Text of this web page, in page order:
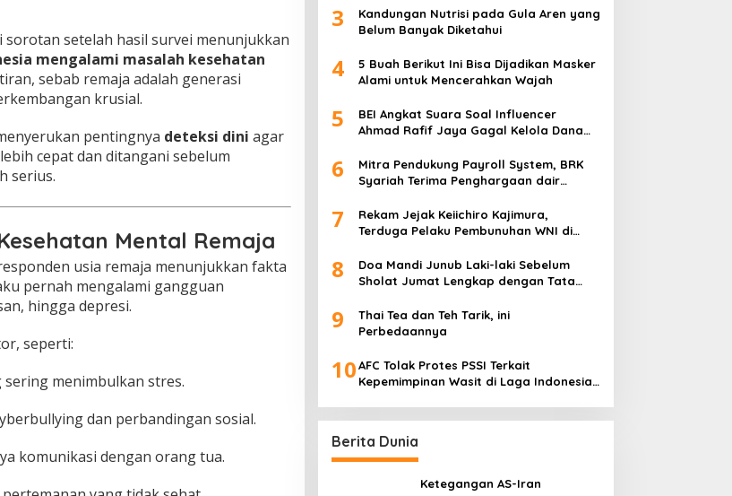
setelah hasil survei menunjukkan
mengalami masalah kesehatan
sebab remaja adalah generasi
krusial.
pentingnya deteksi dini agar
cepat dan ditangani sebelum
serius.
Mental Remaja
usia remaja menunjukkan fakta
pernah mengalami gangguan
hingga depresi.
seperti:
menimbulkan stres.
dan perbandingan sosial.
komunikasi dengan orang tua.
3
Kandungan Nutrisi pada Gula Aren yang
Belum Banyak Diketahui
4
5 Buah Berikut Ini Bisa Dijadikan Masker
Alami untuk Mencerahkan Wajah
5
BEI Angkat Suara Soal Influencer
Ahmad Rafif Jaya Gagal Kelola Dana
6
Mitra Pendukung Payroll System, BRK
Syariah Terima Penghargaan dair
7
Rekam Jejak Keiichiro Kajimura,
Terduga Pelaku Pembunuhan WNI di
8
Doa Mandi Junub Laki-laki Sebelum
Sholat Jumat Lengkap dengan Tata
9
Thai Tea dan Teh Tarik, ini
Perbedaannya
10AFC Tolak Protes PSSI Terkait
Kepemimpinan Wasit di Laga Indonesia
Berita Dunia
Ketegangan AS-Iran